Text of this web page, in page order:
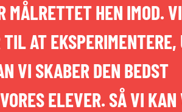
MÅLRETTET HEN IMOD.
TIL AT
VI SKABER DEN BEDST
ELEVER. SÅ VI